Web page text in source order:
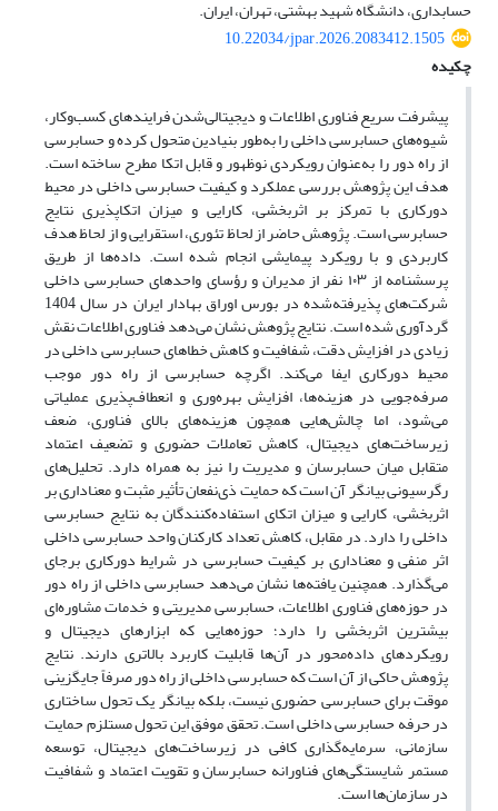
حسابداری، دانشگاه شهید بهشتی، تهران، ایران.
10.22034/jpar.2026.2083412.1505
چکیده
پیشرفت سریع فناوری اطلاعات و دیجیتالی‌شدن فرایندهای کسب‌وکار،
شیوه‌های حسابرسی داخلی را به‌طور بنیادین متحول کرده و حسابرسی
از راه دور را به‌عنوان رویکردی نوظهور و قابل اتکا مطرح ساخته است.
هدف این پژوهش بررسی عملکرد و کیفیت حسابرسی داخلی در محیط
دورکاری با تمرکز بر اثربخشی، کارایی و میزان اتکاپذیری نتایج
حسابرسی است. پژوهش حاضر از لحاظ تئوری، استقرایی و از لحاظ هدف
کاربردی و با رویکرد پیمایشی انجام شدهاست. داده‌ها از طریق
پرسشنامه از ۱۰۳ نفر از مدیران و رؤسای واحدهای حسابرسی داخلی
شرکت‌های پذیرفته‌شده در بورس اوراق بهادار ایران در سال 1404
گردآوری شده است. نتایج پژوهش نشان می‌دهد فناوری اطلاعات نقش
زیادی در افزایش دقت، شفافیت و کاهش خطاهای حسابرسی داخلی در
محیط دورکاری ایفا می‌کند. اگرچه حسابرسی از راه دور موجب
صرفه‌جویی در هزینه‌ها، افزایش بهره‌وری و انعطاف‌پذیری عملیاتی
می‌شود، اما چالش‌هایی همچون هزینه‌های بالای فناوری، ضعف
زیرساخت‌های دیجیتال، کاهش تعاملات حضوری و تضعیف اعتماد
متقابل میان حسابرسان و مدیریت را نیز به همراه دارد. تحلیل‌های
رگرسیونی بیانگر آن است که حمایت ذی‌نفعان تأثیر مثبت و معناداری بر
اثربخشی، کارایی و میزان اتکای استفاده‌کنندگان به نتایج حسابرسی
داخلی را دارد. در مقابل، کاهش تعداد کارکنان واحد حسابرسی داخلی
اثر منفی و معناداری بر کیفیت حسابرسی در شرایط دورکاری برجای
می‌گذارد. همچنین یافته‌ها نشان می‌دهد حسابرسی داخلی از راه دور
در حوزه‌های فناوری اطلاعات، حسابرسی مدیریتی و خدمات مشاوره‌ای
بیشترین اثربخشی را دارد؛ حوزه‌هایی که ابزارهای دیجیتال و
رویکردهای داده‌محور در آن‌ها قابلیت کاربرد بالاتری دارند. نتایج
پژوهش حاکی از آن است که حسابرسی داخلی از راه دور صرفاً جایگزینی
موقت برای حسابرسی حضوری نیست، بلکه بیانگر یک تحول ساختاری
در حرفه حسابرسی داخلی است. تحقق موفق این تحول مستلزم حمایت
سازمانی، سرمایه‌گذاری کافی در زیرساخت‌های دیجیتال، توسعه
مستمر شایستگی‌های فناورانه حسابرسان و تقویت اعتماد و شفافیت
در سازمان‌ها است.